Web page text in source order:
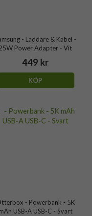
- Laddare & Kabel -
Power Adapter - Vit
449 kr
KÖP
- Powerbank - 5K
USB-A USB-C - Svart